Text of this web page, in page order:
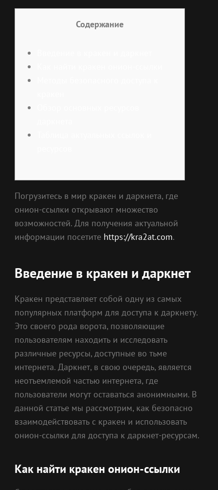
Содержание
Погрузитесь в мир кракен и даркнета, где
онион-ссылки открывают множество
возможностей. Для получения актуальной
информации посетите https://kra2at.com.
Введение в кракен и даркнет
Кракен представляет собой одну из самых
популярных платформ для доступа к даркнету.
Это своего рода ворота, позволяющие
пользователям находить и исследовать
различные ресурсы, доступные во тьме
интернета. Даркнет, в свою очередь, является
неотъемлемой частью интернета, где
пользователи могут оставаться анонимными. В
данной статье мы рассмотрим, как безопасно
взаимодействовать с кракен и использовать
онион-ссылки для доступа к даркнет-ресурсам.
Как найти кракен онион-ссылки